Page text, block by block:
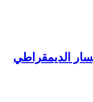
الديمقراطي